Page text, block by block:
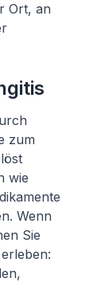
Ort, an
zum
wie
Wenn
Sie